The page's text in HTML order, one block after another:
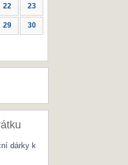
22 23
29 30
dárky k